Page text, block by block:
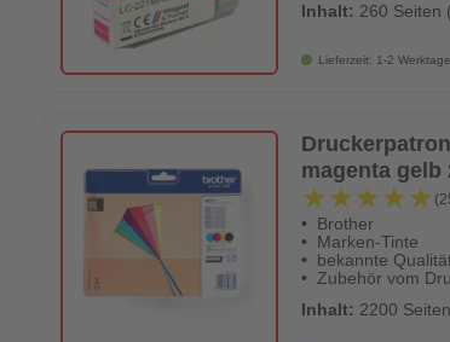
Inhalt: 260 Seiten
Lieferzeit: 1-2 Werktage
magenta gelb
★★★★★
★★★★★
Brother
Marken-Tinte
bekannte
Zubehör vom
Inhalt: 2200